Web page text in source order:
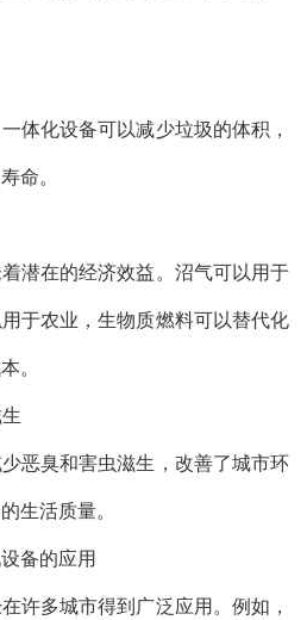
体化设备可以减少垃圾的体积，
命。
潜在的经济效益。沼气可以用于
于农业，生物质燃料可以替代化
。
恶臭和害虫滋生，改善了城市环
生活质量。
备的应用
许多城市得到广泛应用。例如，